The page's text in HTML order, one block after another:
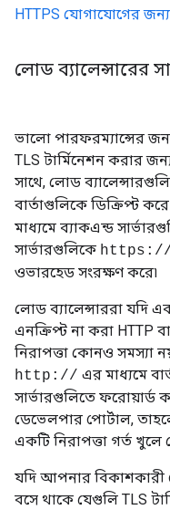
HTTPS যোগাযোগের
লোড ব্যালেন্সারের
ভালো পারফরম্যান্সের
TLS টার্মিনেশন করার
সাথে, লোড ব্যালেন্সারগুলি
বার্তাগুলিকে ডিক্রিপ্ট
মাধ্যমে ব্যাকএন্ড
সার্ভারগুলিকে https://
ওভারহেড সংরক্ষণ করে৷
লোড ব্যালেন্সাররা যদি
এনক্রিপ্ট না করা HTTP
নিরাপত্তা কোনও সমস্যা
http:// এর মাধ্যমে
সার্ভারগুলিতে
ডেভেলপার পোর্টাল,
একটি নিরাপত্তা গর্ত খুলে
যদি আপনার বিকাশকারী
বসে থাকে যেগুলি TLS